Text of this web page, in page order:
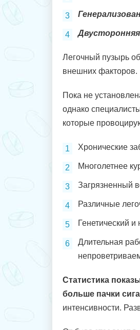
Легочный пузырь
внешних факторов.
Пока не
однако
которые
Хронические
Многолетнее
Загрязненный
Различные
Генетический
Длительная
Статистика
больше пачки
интенсивности.